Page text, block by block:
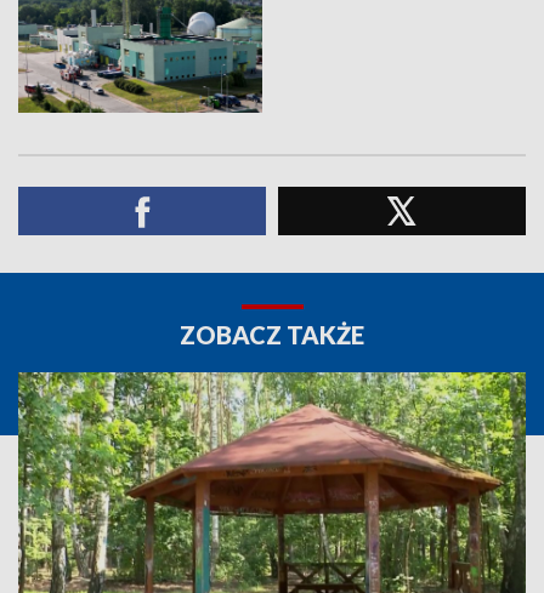
ZOBACZ TAKŻE